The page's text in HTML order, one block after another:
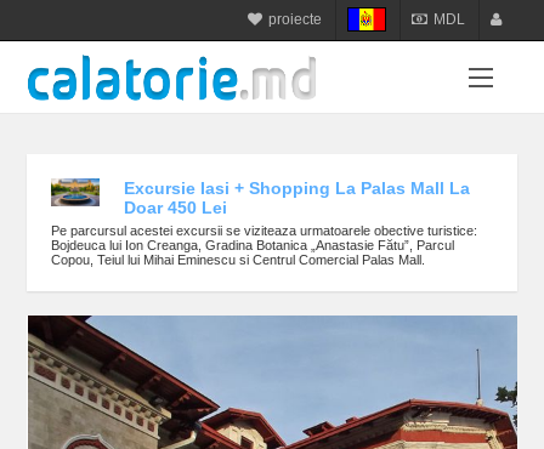
MDL
EUR
proiecte
calatorie.md
sejur.md
balneo.md
plaja.md
Excursie Iasi + Shopping La Palas Mall La
Doar 450 Lei
Pe parcursul acestei excursii se viziteaza urmatoarele obective turistice:
Bojdeuca lui Ion Creanga, Gradina Botanica „Anastasie Fătu”, Parcul
Copou, Teiul lui Mihai Eminescu si Centrul Comercial Palas Mall.